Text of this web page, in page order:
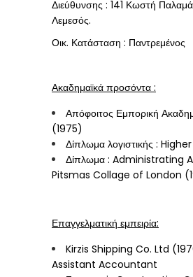
Διεύθυνσης : 141 Κωστή
Λεμεσός.
Οικ. Κατάσταση : Παντρεμένος
Ακαδημαϊκά προσόντα :
Απόφοιτος Εμπορική
(1975)
Δίπλωμα λογιστικής :
Δίπλωμα : Administrating
Pitsmas Collage of London
Επαγγελματική εμπειρία:
Kirzis Shipping Co. Ltd
Assistant Accountant